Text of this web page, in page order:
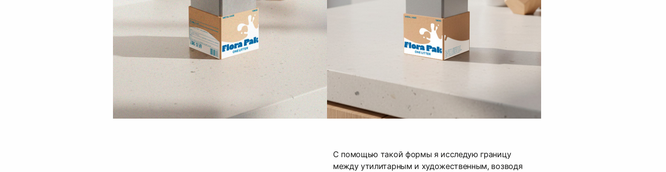
С помощью такой формы я исследую границу
между утилитарным и художественным, возводя